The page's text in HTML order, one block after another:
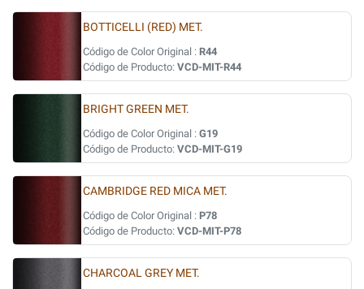
BOTTICELLI (RED) MET.
Código de Color Original : R44
Código de Producto: VCD-MIT-R44
BRIGHT GREEN MET.
Código de Color Original : G19
Código de Producto: VCD-MIT-G19
CAMBRIDGE RED MICA MET.
Código de Color Original : P78
Código de Producto: VCD-MIT-P78
CHARCOAL GREY MET.